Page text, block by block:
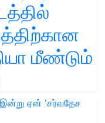
மீண்டும்